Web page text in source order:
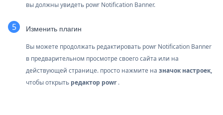
вы должны увидеть powr Notification Banner.
Изменить плагин
Вы можете продолжать редактировать powr Notification Banner
в предварительном просмотре своего сайта или на
действующей странице. просто нажмите на значок настроек,
чтобы открыть редактор powr.